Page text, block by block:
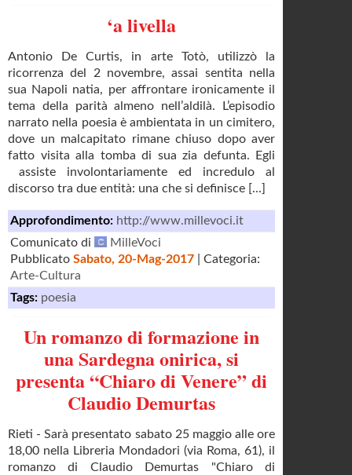
‘a livella
Antonio De Curtis, in arte Totò, utilizzò la
ricorrenza del 2 novembre, assai sentita nella
sua Napoli natia, per affrontare ironicamente il
tema della parità almeno nell’aldilà. L’episodio
narrato nella poesia è ambientata in un cimitero,
dove un malcapitato rimane chiuso dopo aver
fatto visita alla tomba di sua zia defunta. Egli
assiste involontariamente ed incredulo al
discorso tra due entità: una che si definisce [...]
Approfondimento: http://www.millevoci.it
Comunicato di
MilleVoci
Pubblicato Sabato, 20-Mag-2017 | Categoria:
Arte-Cultura
Tags: poesia
Un romanzo di formazione in
una Sardegna onirica, si
presenta “Chiaro di Venere” di
Claudio Demurtas
Rieti - Sarà presentato sabato 25 maggio alle ore
18,00 nella Libreria Mondadori (via Roma, 61), il
romanzo di Claudio Demurtas "Chiaro di